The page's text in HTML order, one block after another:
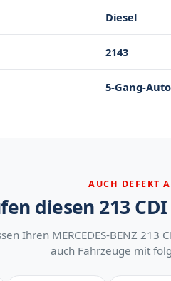
Diesel
2143
5-Gang-
AUCH DEFEKT
diesen 213
Ihren MERCEDES-BENZ
auch Fahrzeuge mit